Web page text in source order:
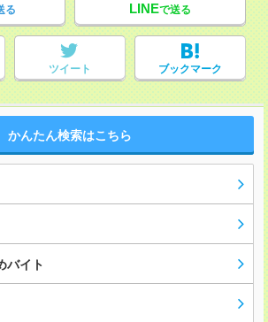
る LINEで送る
ツイート ブックマーク
かんたん検索はこちら
バイト